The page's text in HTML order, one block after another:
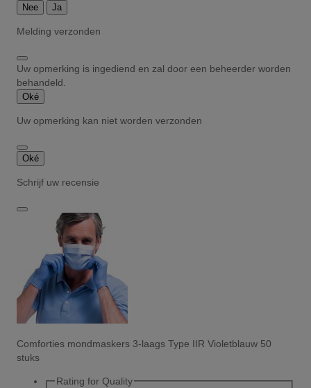
Nee Ja
Melding verzonden
Uw opmerking is ingediend en zal door een beheerder worden
behandeld.
Oké
Uw opmerking kan niet worden verzonden
Oké
Schrijf uw recensie
Comforties mondmaskers 3-laags Type IIR Violetblauw 50
stuks
Rating for Quality